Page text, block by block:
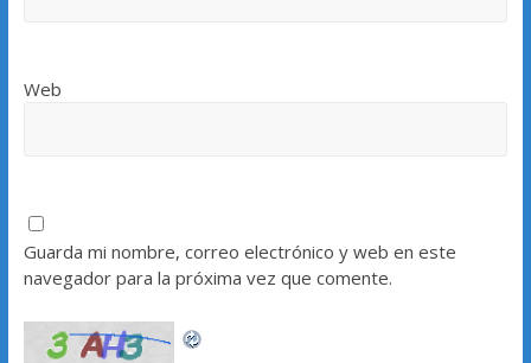
Web
Guarda mi nombre, correo electrónico y web en este
navegador para la próxima vez que comente.